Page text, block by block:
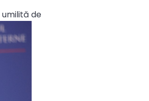
umilită de